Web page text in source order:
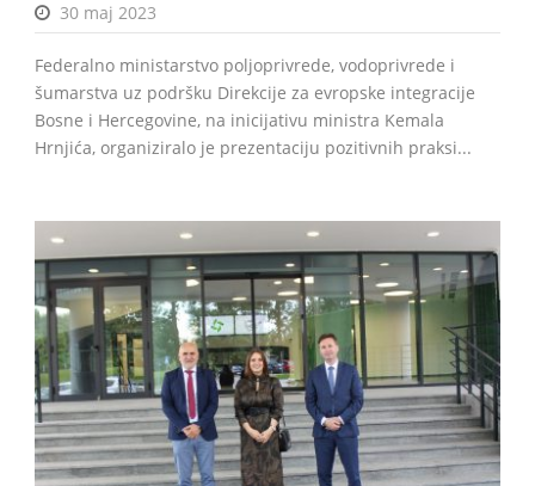
30 maj 2023
Federalno ministarstvo poljoprivrede, vodoprivrede i
šumarstva uz podršku Direkcije za evropske integracije
Bosne i Hercegovine, na inicijativu ministra Kemala
Hrnjića, organiziralo je prezentaciju pozitivnih praksi...